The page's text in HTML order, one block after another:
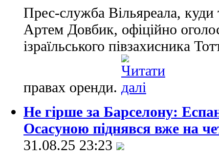
Прес-служба Вільяреала, куди
Артем Довбик, офіційно
ізраїльського півзахисника
правах оренди.
Не гірше за Барселону:
Осасуною піднявся вже на
31.08.25 23:23